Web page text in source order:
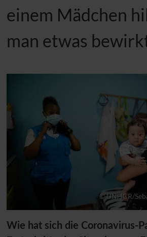
einem Mädchen
man etwas
© UNHCR/
Wie hat sich die Coronavirus-